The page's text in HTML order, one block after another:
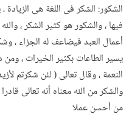
الشكور: الشكر فى اللغة هى
فيها ، والشكور هو كثير الشكر ،
أعمال العبد فيضاعف له الجزاء ،
يسير الطاعات بكثير الخيرات ، ومن
النعمة ، وقال تعالى ( لئن شكرتم
والشكر من الله معناه أنه تعالى
من أحسن عملا